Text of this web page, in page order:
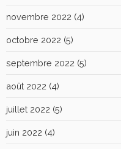
novembre 2022 (4)
octobre 2022 (5)
septembre 2022 (5)
août 2022 (4)
juillet 2022 (5)
juin 2022 (4)